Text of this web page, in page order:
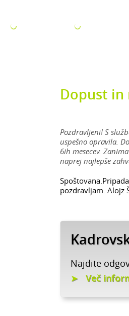
Dopust in
Pozdravljeni! S
uspešno opravila.
6ih mesecev.
naprej najlepše
pozdravljam. Alojz
Najdite
Več